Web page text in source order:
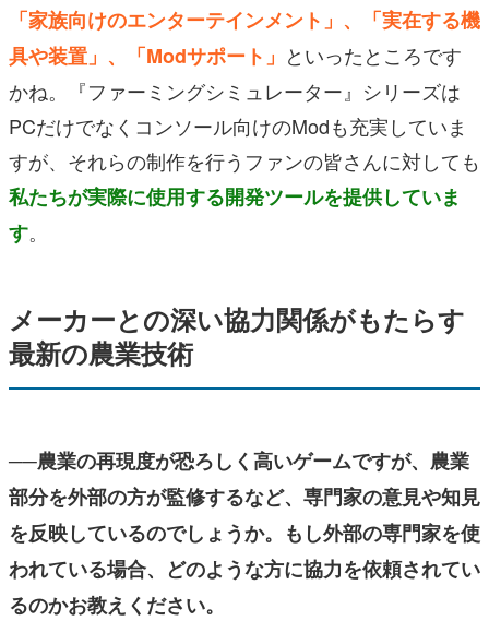
「家族向けのエンターテインメント」、「実在する機
具や装置」 、 「Modサポート」 といったところです
かね。『ファーミングシミュレーター』シリーズは
PCだけでなくコンソール向けのModも充実していま
すが、それらの制作を行うファンの皆さんに対しても
私たちが実際に使用する開発ツールを提供していま
す。
メーカーとの深い協力関係がもたらす
最新の農業技術
──農業の再現度が恐ろしく高いゲームですが、農業
部分を外部の方が監修するなど、専門家の意見や知見
を反映しているのでしょうか。もし外部の専門家を使
われている場合、どのような方に協力を依頼されてい
るのかお教えください。